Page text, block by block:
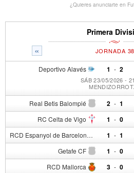
¿Quieres anunciarte en
Primera
« JORNADA 38
Deportivo Alavés 1 - 2
SÁB 23/05/2026 -
Real Betis Balompié 2 - 1
RC Celta de Vigo 1 - 0
RCD Espanyol de Barcelona 1 - 1
Getafe CF 1 - 0
RCD Mallorca 3 - 0